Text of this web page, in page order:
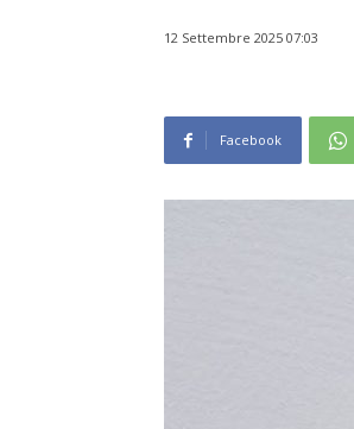
12 Settembre 2025 07:03
Facebook